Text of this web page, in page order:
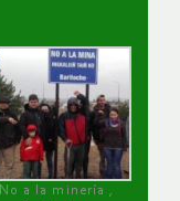
No a la minería ,